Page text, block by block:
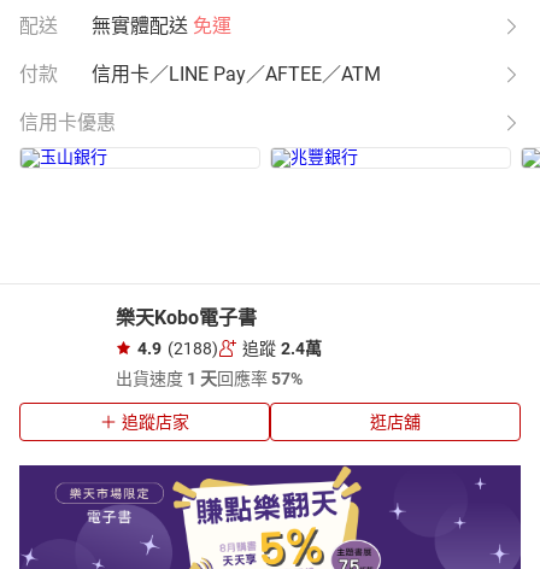
配送 無實體配送 免運
付款 信用卡／LINE Pay／AFTEE／ATM
信用卡優惠
樂天Kobo電子書
4.9 (2188) 追蹤 2.4萬
出貨速度 1 天回應率57%
追蹤店家 逛店舖